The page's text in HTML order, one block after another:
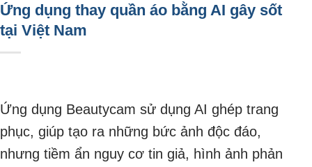
Ứng dụng thay quần áo bằng AI gây sốt
tại Việt Nam
Ứng dụng Beautycam sử dụng AI ghép trang
phục, giúp tạo ra những bức ảnh độc đáo,
nhưng tiềm ẩn nguy cơ tin giả, hình ảnh phản